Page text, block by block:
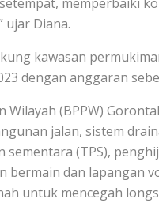
ujar Diana.
kawasan
dengan anggaran
Wilayah (BPPW)
jalan, sistem
(TPS),
bermain dan lapangan
untuk mencegah